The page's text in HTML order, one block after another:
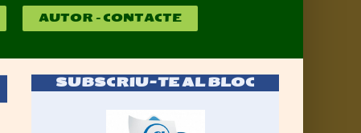
AUTOR – CONTACTE
SUBSCRIU-TE AL BLOC